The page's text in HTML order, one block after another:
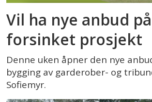
Vil ha nye anbud på
forsinket prosjekt
Denne uken åpner den nye
bygging av garderober- og
Sofiemyr.